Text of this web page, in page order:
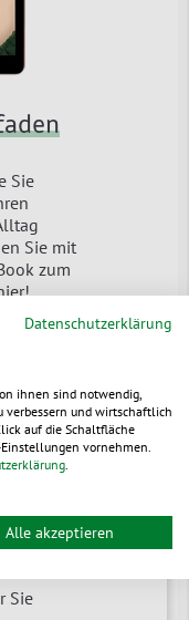
Sie
Sie
Sie mit
zum
Datenschutzerklärung
ihnen sind notwendig,
verbessern und wirtschaftlich
auf die Schaltfläche
vornehmen.
Alle akzeptieren